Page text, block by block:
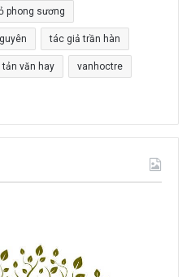
phong sương
tác giả trần hàn
tản văn hay vanhoctre